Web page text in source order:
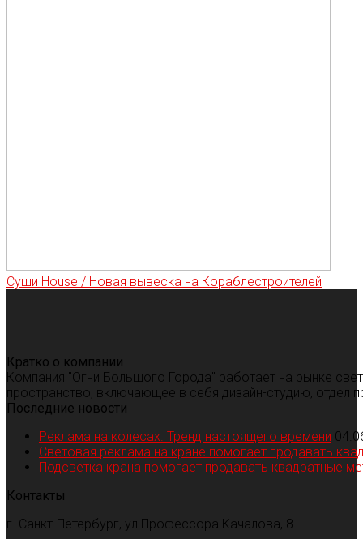
Суши House / Новая вывеска на Кораблестроителей
Кратко о компании
Компания "Огни Большого Города" работает на рынке
пространство, включающее в себя дизайн-студию, отдел
Последние новости
Реклама на колесах. Тренд настоящего времени
Световая реклама на кране помогает продавать
Подсветка крана помогает продавать квадратные
Контакты
г. Санкт-Петербург, ул Профессора Качалова, 8